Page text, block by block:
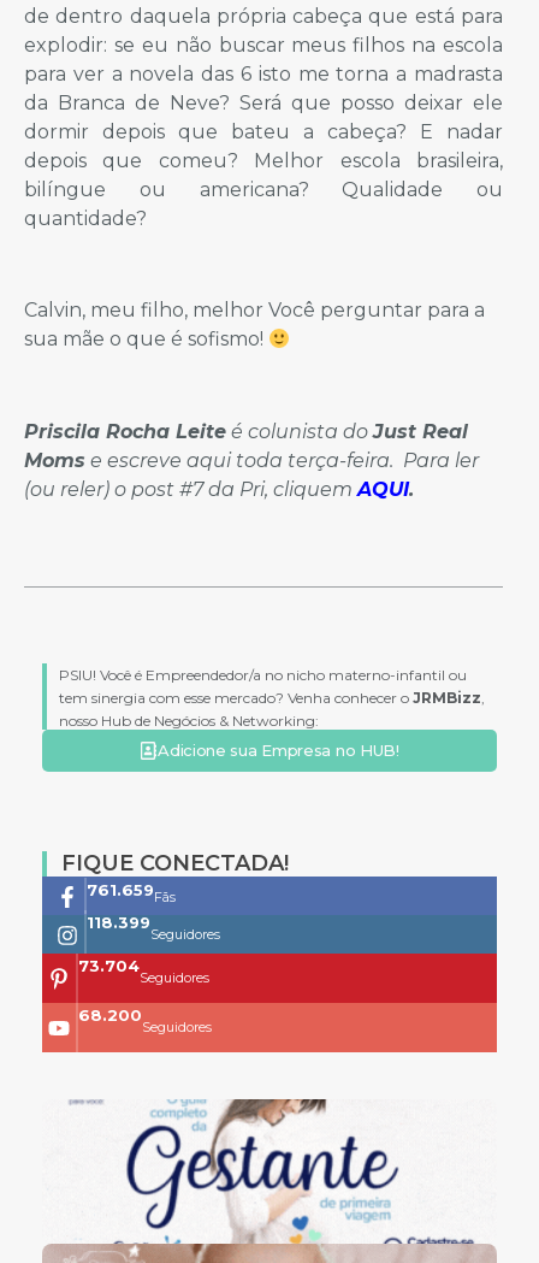
de dentro daquela própria cabeça que está para
explodir: se eu não buscar meus filhos na escola
para ver a novela das 6 isto me torna a madrasta
da Branca de Neve? Será que posso deixar ele
dormir depois que bateu a cabeça? E nadar
depois que comeu? Melhor escola brasileira,
bilíngue ou americana? Qualidade ou
quantidade?
Calvin, meu filho, melhor Você perguntar para a
sua mãe o que é sofismo!
Priscila Rocha Leite é colunista doJust Real
Moms e escreve aqui toda terça-feira. Para ler
(ou reler) o post #7 da Pri, cliquemAQUI.
PSIU! Você é Empreendedor/a no nicho materno-infantil ou
tem sinergia com esse mercado? Venha conhecer o JRMBizz
nosso Hub de Negócios & Networking:
Adicione sua Empresa no HUB!
FIQUE CONECTADA!
761.659Fãs
118.399
Seguidores
73.704
Seguidores
68.200
Seguidores